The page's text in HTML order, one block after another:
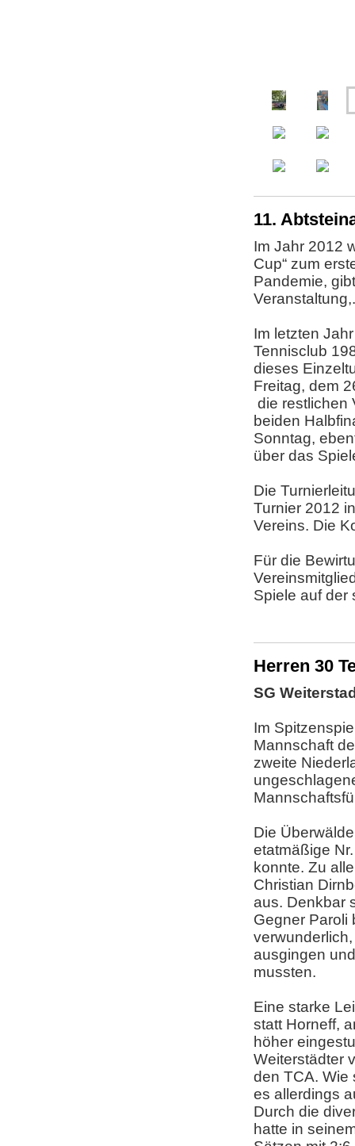
11.
Im Jahr 2012
Cup“ zum
Pandemie,
Veranstaltung,.
Im letzten
Tennisclub
dieses
Freitag, dem
die restlichen
beiden
Sonntag,
über das
Die
Turnier 2012
Vereins. Die
Für die
Spiele auf der
Herren 30
SG
Im
Mannschaft
zweite
Die
etatmäßige
konnte. Zu
Christian
aus. Denkbar
Gegner Paroli
ausgingen
mussten.
Eine starke
statt Horneff,
höher
Weiterstädter
den TCA. Wie
es allerdings
Durch die
hatte in